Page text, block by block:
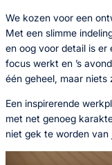
We kozen voor een
Met een slimme
en oog voor detail is er
focus werkt en ’s
één geheel, maar niets
Een inspirerende
met net genoeg
niet gek te worden van